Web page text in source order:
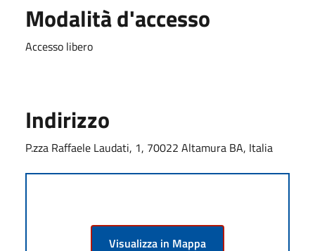
Modalità d'accesso
Accesso libero
Indirizzo
P.zza Raffaele Laudati, 1, 70022 Altamura BA, Italia
Visualizza in Mappa